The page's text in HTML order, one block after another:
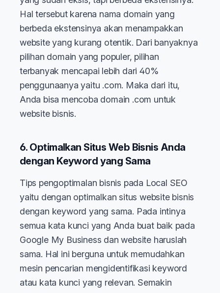
Hal tersebut karena nama domain yang
berbeda ekstensinya akan menampakkan
website yang kurang otentik. Dari banyaknya
pilihan domain yang populer, pilihan
terbanyak mencapai lebih dari 40%
penggunaanya yaitu .com. Maka dari itu,
Anda bisa mencoba domain .com untuk
website bisnis.
6. Optimalkan Situs Web Bisnis Anda
dengan Keyword yang Sama
Tips pengoptimalan bisnis pada Local SEO
yaitu dengan optimalkan situs website bisnis
dengan keyword yang sama. Pada intinya
semua kata kunci yang Anda buat baik pada
Google My Business dan website haruslah
sama. Hal ini berguna untuk memudahkan
mesin pencarian mengidentifikasi keyword
atau kata kunci yang relevan. Semakin